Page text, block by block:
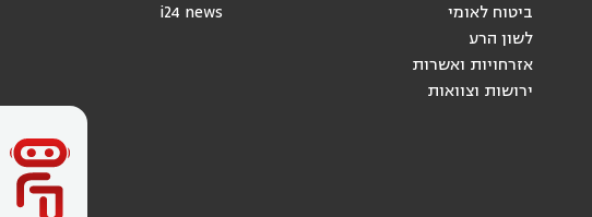
ביטוח לאומי
לשון הרע
אזרחויות ואשרות
ירושות וצוואות
i24 news